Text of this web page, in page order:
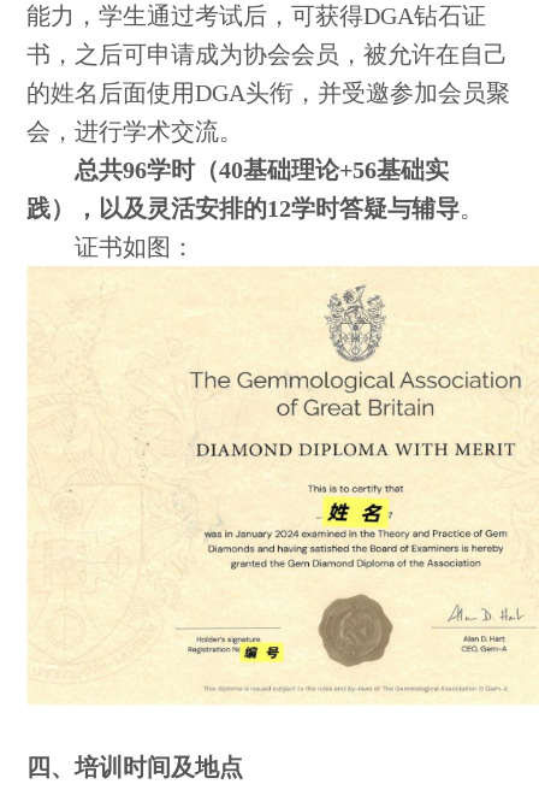
能力，学生通过考试后，可获得DGA钻石证
书，之后可申请成为协会会员，被允许在自己
的姓名后面使用DGA头衔，并受邀参加会员聚
会，进行学术交流。
总共96学时（40基础理论+56基础实
践），以及灵活安排的12学时答疑与辅导。
证书如图：
四、培训时间及地点